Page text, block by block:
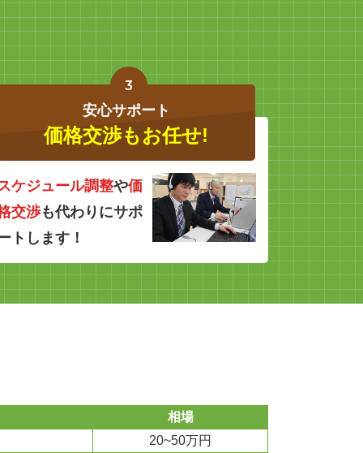
3
安心サポート
価格交渉もお任せ!
ケジュール調整や価
交渉も代わりにサポ
トします！
相場
20~50万円